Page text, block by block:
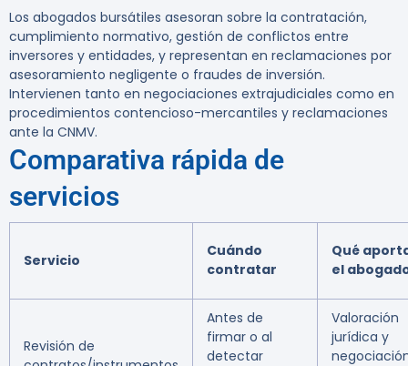
Los abogados bursátiles asesoran sobre la contratación,
cumplimiento normativo, gestión de conflictos entre
inversores y entidades, y representan en reclamaciones por
asesoramiento negligente o fraudes de inversión.
Intervienen tanto en negociaciones extrajudiciales como en
procedimientos contencioso-mercantiles y reclamaciones
ante la CNMV.
Comparativa rápida de
servicios
Servicio
Cuándo
contratar
Qué
el
Revisión de
Antes de
firmar o al
detectar
Valoración
jurídica y